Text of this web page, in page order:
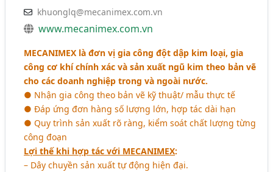
khuonglq@mecanimex.com.vn
www.mecanimex.com.vn
MECANIMEX là đơn vị gia công đột dập kim loại, gia
công cơ khí chính xác và sản xuất ngũ kim theo bản vẽ
cho các doanh nghiệp trong và ngoài nước.
● Nhận gia công theo bản vẽ kỹ thuật/ mẫu thực tế
● Đáp ứng đơn hàng số lượng lớn, hợp tác dài hạn
● Quy trình sản xuất rõ ràng, kiểm soát chất lượng từng
công đoạn
Lợi thế khi hợp tác với MECANIMEX:
– Dây chuyền sản xuất tự động hiện đại.